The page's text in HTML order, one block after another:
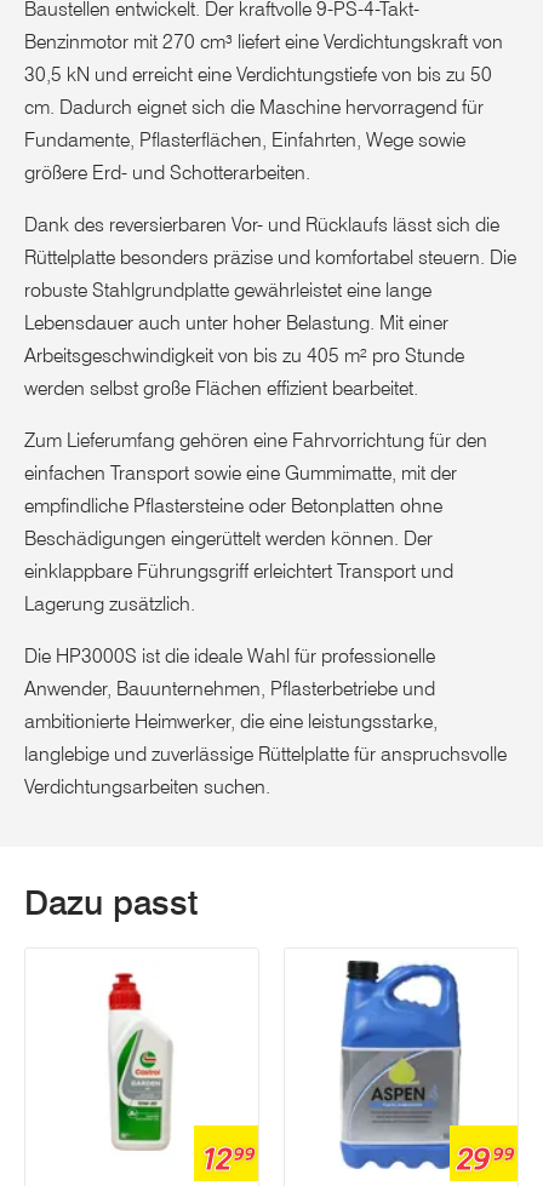
Baustellen entwickelt. Der kraftvolle 9-PS-4-Takt-
Benzinmotor mit 270 cm³ liefert eine Verdichtungskraft von
30,5 kN und erreicht eine Verdichtungstiefe von bis zu 50
cm. Dadurch eignet sich die Maschine hervorragend für
Fundamente, Pflasterflächen, Einfahrten, Wege sowie
größere Erd- und Schotterarbeiten.
Dank des reversierbaren Vor- und Rücklaufs lässt sich die
Rüttelplatte besonders präzise und komfortabel steuern. Die
robuste Stahlgrundplatte gewährleistet eine lange
Lebensdauer auch unter hoher Belastung. Mit einer
Arbeitsgeschwindigkeit von bis zu 405 m² pro Stunde
werden selbst große Flächen effizient bearbeitet.
Zum Lieferumfang gehören eine Fahrvorrichtung für den
einfachen Transport sowie eine Gummimatte, mit der
empfindliche Pflastersteine oder Betonplatten ohne
Beschädigungen eingerüttelt werden können. Der
einklappbare Führungsgriff erleichtert Transport und
Lagerung zusätzlich.
Die HP3000S ist die ideale Wahl für professionelle
Anwender, Bauunternehmen, Pflasterbetriebe und
ambitionierte Heimwerker, die eine leistungsstarke,
langlebige und zuverlässige Rüttelplatte für anspruchsvolle
Verdichtungsarbeiten suchen.
Dazu passt
1299 2999